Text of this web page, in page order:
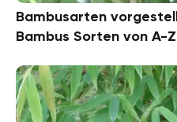
Bambusarten
Bambus Sorten von A-Z